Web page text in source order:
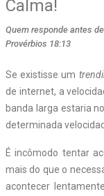
Calma!
Quem responde antes
Provérbios 18:13
Se existisse um
de internet, a
banda larga estaria
determinada
É incômodo tentar
mais do que o
acontecer